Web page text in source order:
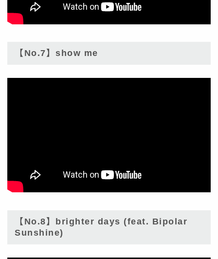
【No.7】show me
【No.8】brighter days (feat. Bipolar
Sunshine)